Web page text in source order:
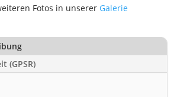
Fotos in unserer Galerie
(GPSR)